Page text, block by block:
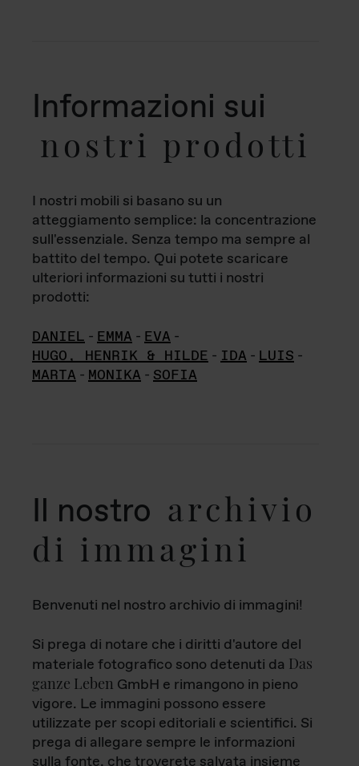
Informazioni sui
nostri prodotti
I nostri mobili si basano su un
atteggiamento semplice: la concentrazione
sull'essenziale. Senza tempo ma sempre al
battito del tempo. Qui potete scaricare
ulteriori informazioni su tutti i nostri
prodotti:
DANIEL - EMMA - EVA -
HUGO, HENRIK & HILDE - IDA - LUIS -
MARTA - MONIKA - SOFIA
Il nostro archivio
di immagini
Benvenuti nel nostro archivio di immagini!
Si prega di notare che i diritti d'autore del
materiale fotografico sono detenuti da Das
ganze Leben GmbH e rimangono in pieno
vigore. Le immagini possono essere
utilizzate per scopi editoriali e scientifici. Si
prega di allegare sempre le informazioni
sulla fonte, che troverete salvata insieme